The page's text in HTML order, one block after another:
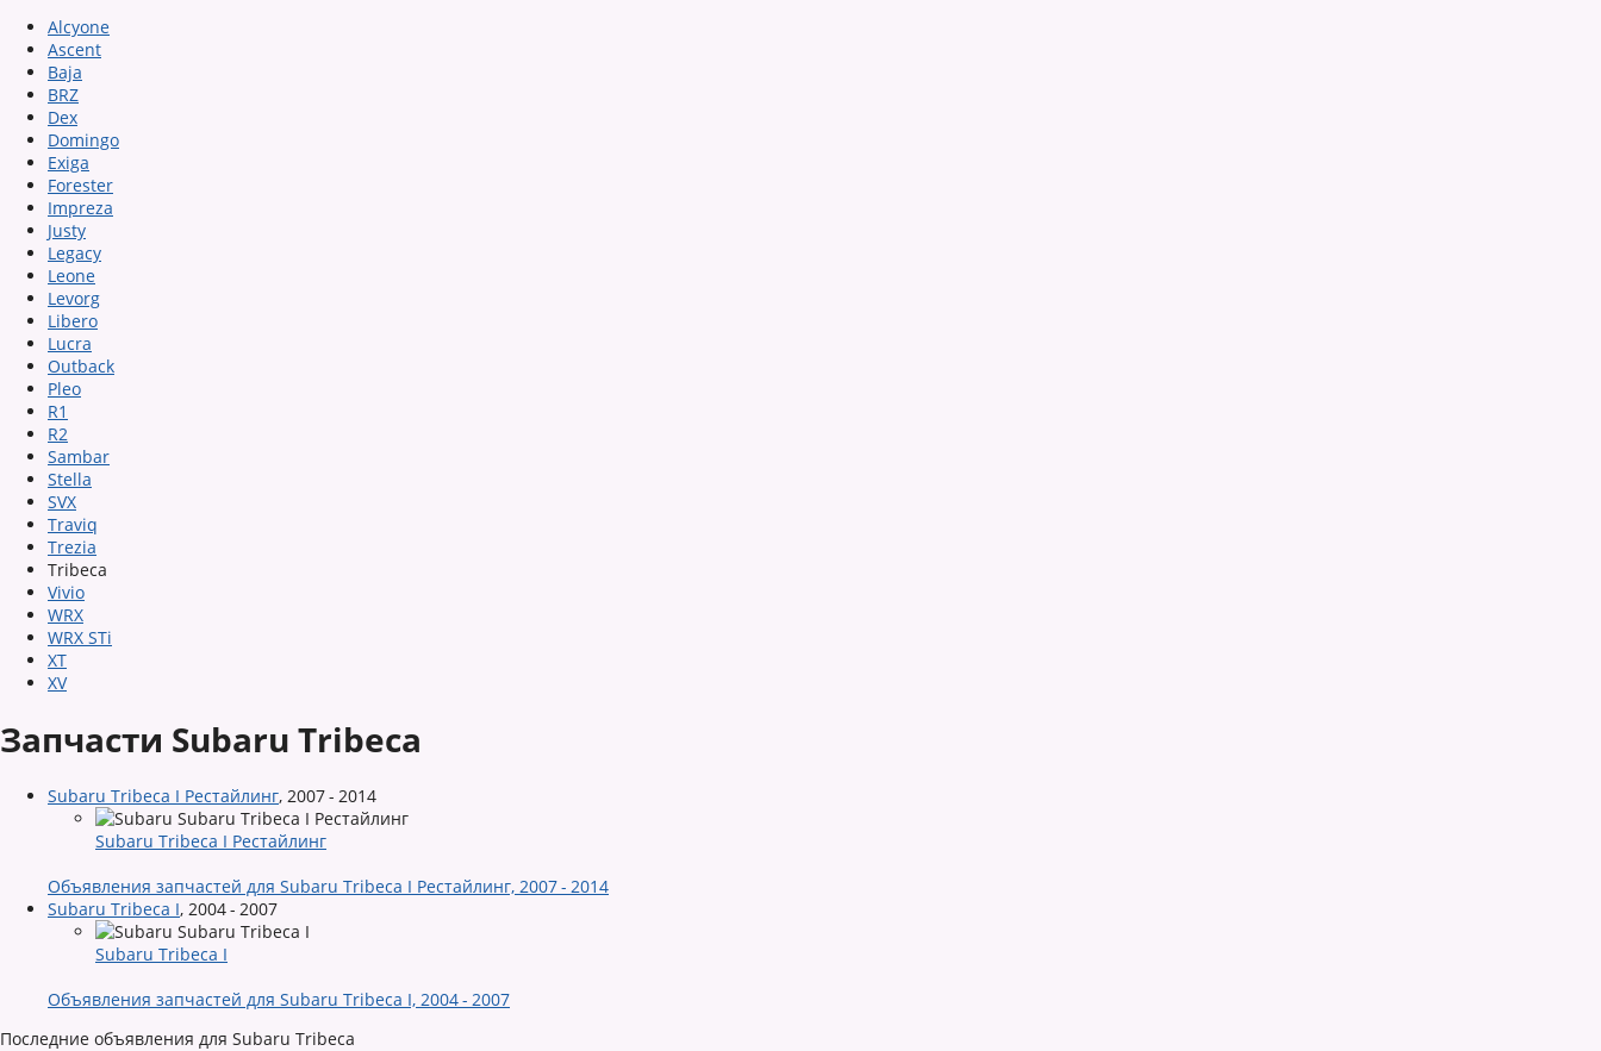
Alcyone
Ascent
Baja
BRZ
Dex
Domingo
Exiga
Forester
Impreza
Justy
Legacy
Leone
Levorg
Libero
Lucra
Outback
Pleo
R1
R2
Sambar
Stella
SVX
Traviq
Trezia
Tribeca
Vivio
WRX
WRX STi
XT
XV
Запчасти Subaru Tribeca
Subaru Tribeca I Рестайлинг, 2007 - 2014
Subaru Tribeca I Рестайлинг
Объявления запчастей для Subaru Tribeca I Рестайлинг, 2007 - 2014
Subaru Tribeca I, 2004 - 2007
Subaru Tribeca I
Объявления запчастей для Subaru Tribeca I, 2004 - 2007
Последние объявления для Subaru Tribeca